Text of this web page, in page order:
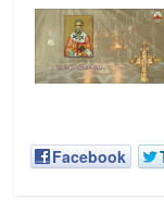
Facebook